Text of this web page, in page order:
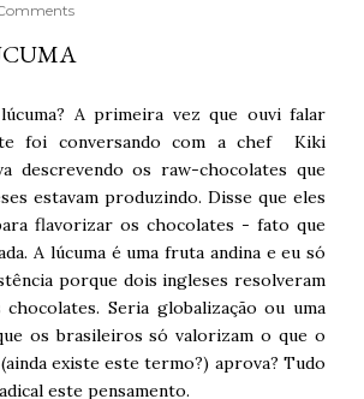
A primeira vez que ouvi falar
foi conversando com a chef Kiki
descrevendo os raw-chocolates que
estavam produzindo. Disse que eles
flavorizar os chocolates - fato que
A lúcuma é uma fruta andina e eu só
porque dois ingleses resolveram
Seria globalização ou uma
os brasileiros só valorizam o que o
existe este termo?) aprova? Tudo
este pensamento.